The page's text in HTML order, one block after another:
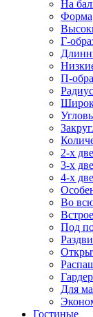
На
Форма
Г-
П-
2-х
3-х
4-х
Во
Под
Для
Гостиные